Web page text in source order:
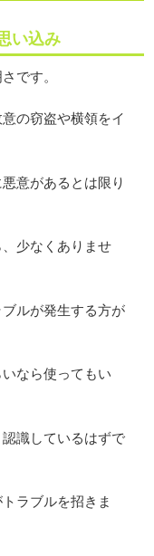
い込み
です。
の窃盗や横領をイ
意があるとは限り
少なくありませ
ルが発生する方が
なら使ってもい
識しているはずで
ラブルを招きま